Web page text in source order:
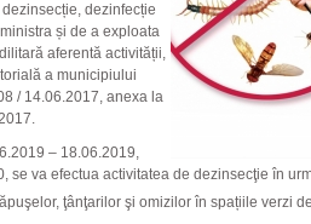
dezinfecție
și de a exploata
aferentă activității,
a municipiului
/ 14.06.2017, anexa la
– 18.06.2019,
se va efectua activitatea de dezinsecţie în
ţânţarilor şi omizilor în spațiile verzi